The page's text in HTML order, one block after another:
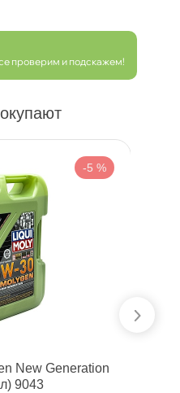
проверим и подскажем!
-5 %
New Generation
9043